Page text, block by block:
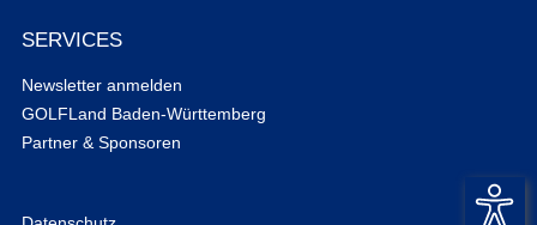
SERVICES
Newsletter anmelden
GOLFLand Baden-Württemberg
Partner & Sponsoren